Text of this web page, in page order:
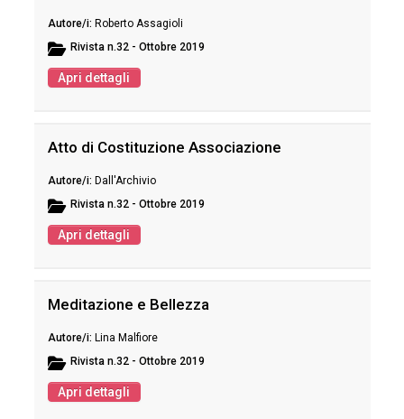
Roberto Assagioli
Rivista n.32 - Ottobre 2019
Apri dettagli
Atto di Costituzione Associazione
Dall'Archivio
Rivista n.32 - Ottobre 2019
Apri dettagli
Meditazione e Bellezza
Lina Malfiore
Rivista n.32 - Ottobre 2019
Apri dettagli